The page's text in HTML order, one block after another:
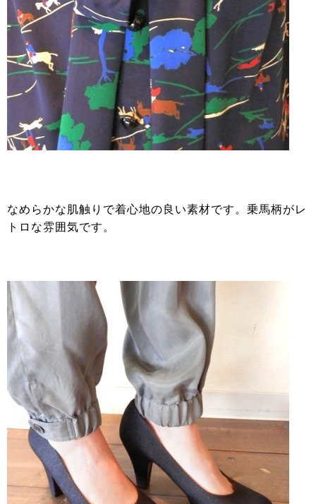
なめらかな肌触りで着心地の良い素材です。乗馬柄がレ
トロな雰囲気です。